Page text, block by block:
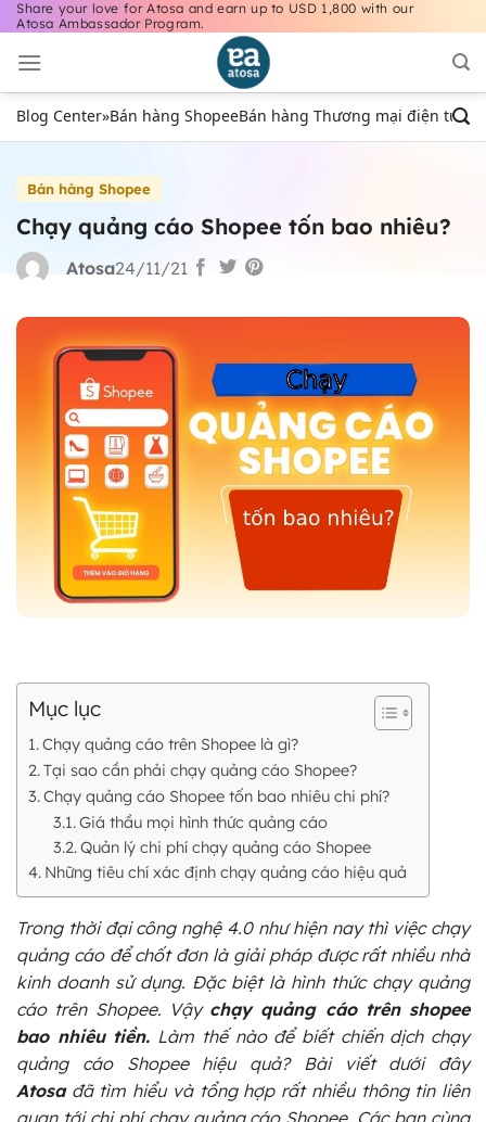
Bỏ
nội
dung
Share your love for Atosa and earn up to USD 1,800 with our
Atosa Ambassador Program.
Blog Center»Bán hàng ShopeeBán hàng Thương mại điện tử
Bán hàng Shopee
Chạy quảng cáo Shopee tốn bao nhiêu?
Atosa24/11/21
Mục lục
Chạy quảng cáo trên Shopee là gì?
Tại sao cần phải chạy quảng cáo Shopee?
Chạy quảng cáo Shopee tốn bao nhiêu chi phí?
Giá thầu mọi hình thức quảng cáo
Quản lý chi phí chạy quảng cáo Shopee
Những tiêu chí xác định chạy quảng cáo hiệu quả
Trong thời đại công nghệ 4.0 như hiện nay thì việc chạy
quảng cáo để chốt đơn là giải pháp được rất nhiều nhà
kinh doanh sử dụng. Đặc biệt là hình thức chạy quảng
cáo trên Shopee. Vậy chạy quảng cáo trên shopee
bao nhiêu tiền. Làm thế nào để biết chiến dịch chạy
quảng cáo Shopee hiệu quả? Bài viết dưới đây
Atosađã tìm hiểu và tổng hợp rất nhiều thông tin liên
quan tới chi phí chạy quảng cáo Shopee. Các bạn cùng